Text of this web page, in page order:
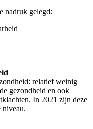
nadruk gelegd:
relatief weinig
gezondheid en ook
In 2021 zijn deze
niveau.